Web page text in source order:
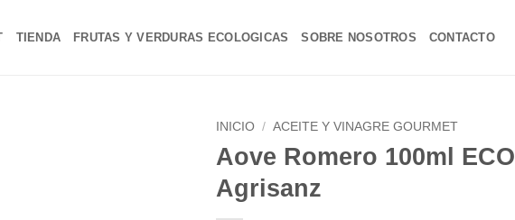
TIENDA FRUTAS Y VERDURAS ECOLOGICAS SOBRE NOSOTROS CONTACTO
INICIO / ACEITE Y VINAGRE GOURMET
Aove Romero 100ml ECO
Agrisanz